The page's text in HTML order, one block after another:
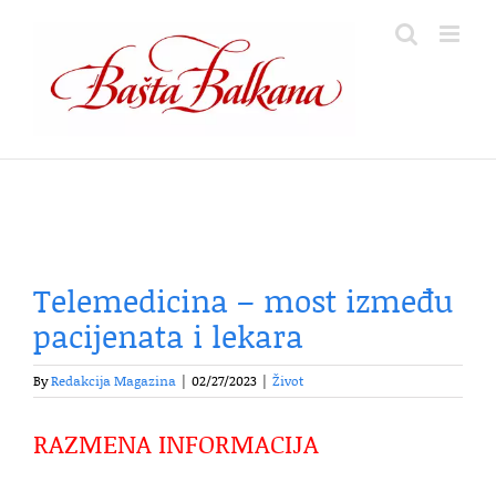
content
Telemedicina – most između
pacijenata i lekara
ByRedakcija Magazina 02/27/2023 Život
RAZMENA INFORMACIJA